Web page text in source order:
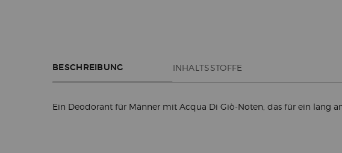
BESCHREIBUNG INHALTSSTOFFE
Ein Deodorant für Männer mit Acqua Di Giò-Noten, das für ein lang